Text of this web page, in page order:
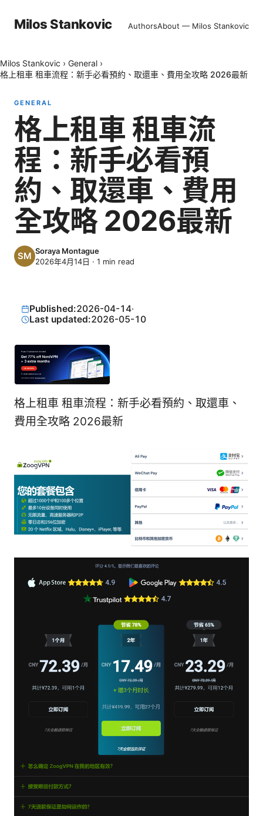
Milos Stankovic AuthorsAbout — Milos Stankovic
Milos Stankovic › General ›
格上租車 租車流程：新手必看預約、取還車、費用全攻略 2026最新
GENERAL
格上租車 租車流
程：新手必看預
約、取還車、費用
全攻略 2026最新
Soraya Montague
2026年4月14日 · 1 min read
Published:2026-04-14·
Last updated:2026-05-10
格上租車 租車流程：新手必看預約、取還車、
費用全攻略 2026最新